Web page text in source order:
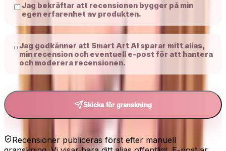
Jag bekräftar att recensionen bygger på min
egen erfarenhet av produkten.
Jag godkänner att Smart Art AI sparar mitt alias,
min recension och eventuell e-post för att hantera
och moderera recensionen.
Skicka för granskning
Recensioner publiceras först efter manuell